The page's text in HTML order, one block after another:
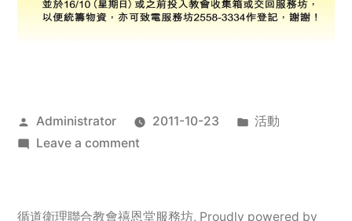
Posted
by
Administrator 2011-10-23
Posted
活動
Leave a commenton
服
循道衛理聯合教會禧恩堂服務坊, Proudly powered by